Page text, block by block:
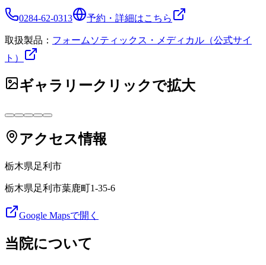
0284-62-0313 予約・詳細はこちら
取扱製品： フォームソティックス・メディカル（公式サイ
ト）
ギャラリークリックで拡大
アクセス情報
栃木県足利市
栃木県足利市葉鹿町1-35-6
Google Mapsで開く
当院について